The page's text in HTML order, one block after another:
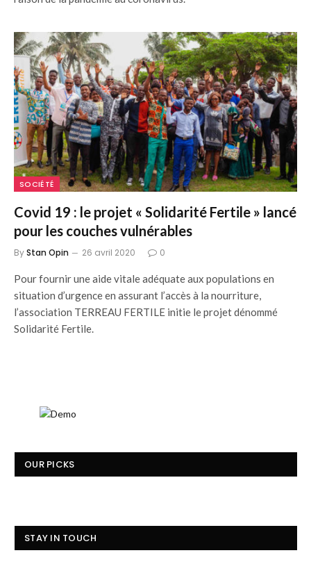
SOCIÉTÉ
Covid 19 : le projet « Solidarité Fertile » lancé
pour les couches vulnérables
ByStan Opin 26 avril 2020 0
Pour fournir une aide vitale adéquate aux populations en
situation d’urgence en assurant l’accès à la nourriture,
l’association TERREAU FERTILE initie le projet dénommé
Solidarité Fertile.
OUR PICKS
STAY IN TOUCH